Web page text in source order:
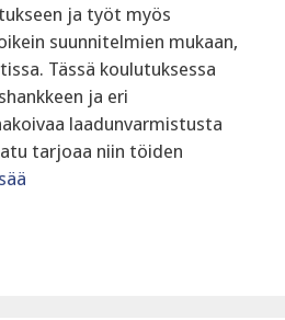
ja työt myös
suunnitelmien mukaan,
‍Tässä koulutuksessa
ja eri
laadunvarmistusta
tarjoaa niin töiden